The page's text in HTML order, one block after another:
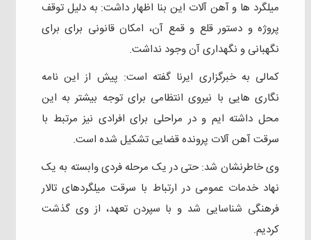
میلگرد ها و‌ آهن آلات این بنا اظهار داشت: به دلیل توقف
پروژه و‌ دستور قلع و‌ قمع آن، امکان قانونی برای برای
نگهبانی و نگهداری آن وجود نداشت.
کمالی به خبرگزاری ایرنا گفته است: پیش از این نامه
نگاری هایی با نیروی انتظامی برای توجه بیشتر به این
محل داشته ایم و در مراحلی برای افرادی نیز مرتبط با
سرقت آهن آلات پرونده قضایی تشکیل شده است.
وی خاطرنشان شد: حتی در یک مرحله فردی وابسته به یک
نهاد خدمات عمومی در ارتباط با سرقت میلگردهای تالار
فرهنگی شناسایی شد و‌ با سپردن تعهد، از وی گذشت
کردیم.